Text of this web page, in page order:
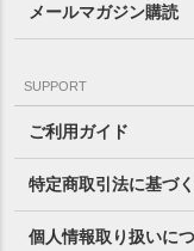
メールマガジン購読
SUPPORT
ご利用ガイド
特定商取引法に基づ
個人情報取り扱いに